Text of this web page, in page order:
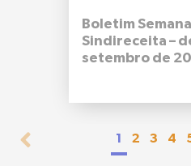
Boletim
Sindireceita –
setembro de
1 2 3 4